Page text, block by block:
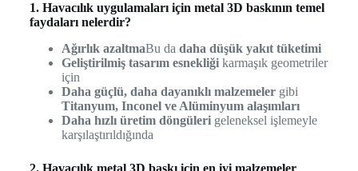
1. Havacılık uygulamaları için metal 3D baskının temel
faydaları nelerdir?
Ağırlık azaltmaBu da daha düşük yakıt tüketimi
Geliştirilmiş tasarım esnekliğikarmaşık geometriler
için
Daha güçlü, daha dayanıklı malzemelergibi
Titanyum, Inconel ve Alüminyum alaşımları
Daha hızlı üretim döngülerigeleneksel işlemeyle
karşılaştırıldığında
2. Havacılık metal 3D baskı için en iyi malzemeler